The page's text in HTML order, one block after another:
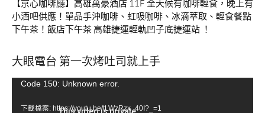
【京心咖啡廳】高雄萬豪酒店 11F 全天候有咖啡輕食，晚上有
小酒吧供應！單品手沖咖啡、虹吸咖啡、冰滴萃取、輕食餐點
下午茶！飯店下午茶 高雄捷運輕軌凹子底捷運站 ！
大眼電台 第一次烤吐司就上手
視Code 150: Unknown error.
下載檔案: https://youtu.be/tLWzRzx_40I?_=1